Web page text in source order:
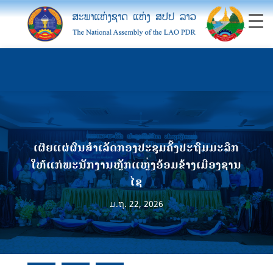
ເຜີຍແຜ່ຜົນສຳເລັດກອງປະຊຸມຄັ້ງປະຖົມມະລືກ​
ໃຫ້ແກ່ພະນັກງານຫຼັກແຫຼ່ງອ້ອມຂ້າງເມືອງຊານ
ໄຊ
ມ.ຖ. 22, 2026